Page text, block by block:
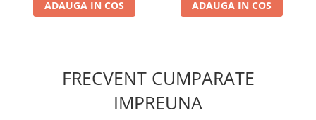
Disney Lorcana
UniVersus CCG
ADAUGA IN COS ADAUGA IN COS
FRECVENT CUMPARATE
IMPREUNA